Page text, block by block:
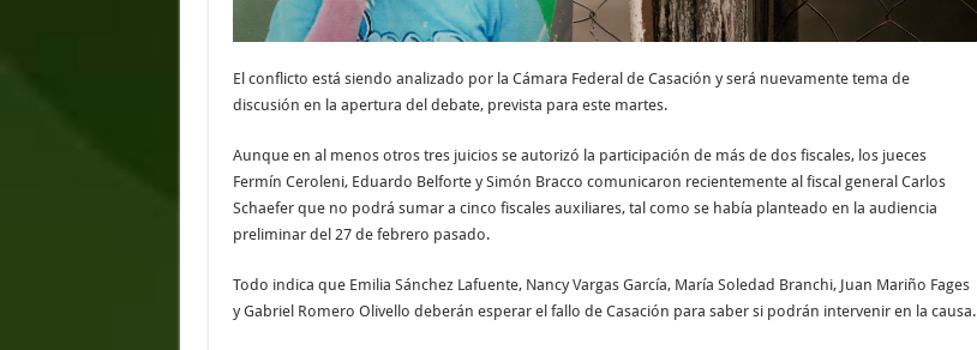
El conflicto está siendo analizado por la Cámara Federal de Casación y será nuevamente tema de
discusión en la apertura del debate, prevista para este martes.
Aunque en al menos otros tres juicios se autorizó la participación de más de dos fiscales, los jueces
Fermín Ceroleni, Eduardo Belforte y Simón Bracco comunicaron recientemente al fiscal general Carlos
Schaefer que no podrá sumar a cinco fiscales auxiliares, tal como se había planteado en la audiencia
preliminar del 27 de febrero pasado.
Todo indica que Emilia Sánchez Lafuente, Nancy Vargas García, María Soledad Branchi, Juan Mariño Fages
y Gabriel Romero Olivello deberán esperar el fallo de Casación para saber si podrán intervenir en la causa.